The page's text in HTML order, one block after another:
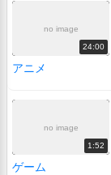
no image
24:00
アニメ
no image
1:52
ゲーム